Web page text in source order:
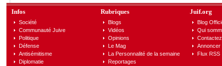
Infos
Société
Communauté Juive
Politique
Défense
Antisémitisme
Diplomatie
Rubriques
Blogs
Vidéos
Opinions
Le Mag
La Personnalité de la semaine
Reportages
Juif.org
Blog
Qui
Annoncer
Flux RSS